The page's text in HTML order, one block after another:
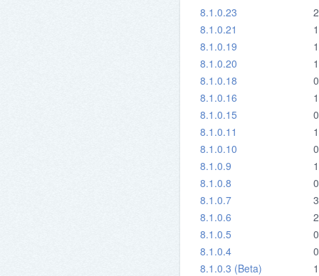
8.1.0.23
8.1.0.21
8.1.0.19
8.1.0.20
8.1.0.18
8.1.0.16
8.1.0.15
8.1.0.11
8.1.0.10
8.1.0.9
8.1.0.8
8.1.0.7
8.1.0.6
8.1.0.5
8.1.0.4
8.1.0.3 (Beta)